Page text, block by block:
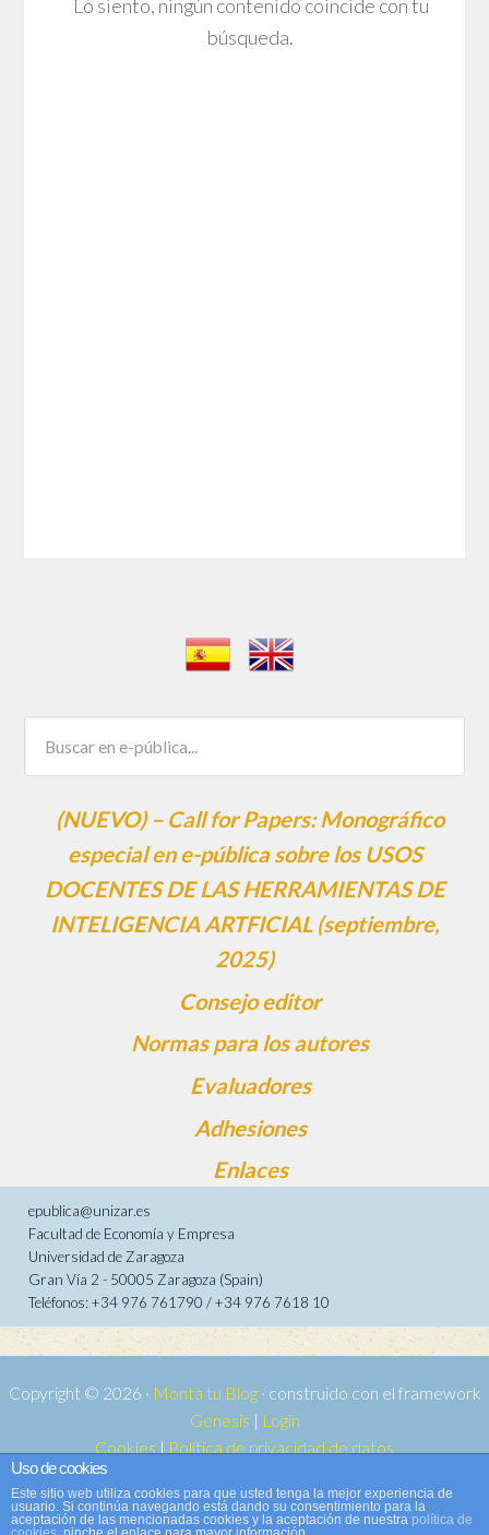
Lo siento, ningún contenido coincide con tu
búsqueda.
(NUEVO) – Call for Papers: Monográfico
especial en e-pública sobre los USOS
DOCENTES DE LAS HERRAMIENTAS DE
INTELIGENCIA ARTFICIAL (septiembre,
2025)
Consejo editor
Normas para los autores
Evaluadores
Adhesiones
Enlaces
epublica@unizar.es
Facultad de Economía y Empresa
Universidad de Zaragoza
Gran Vía 2 - 50005 Zaragoza (Spain)
Teléfonos: +34 976 761790 / +34 976 7618 10
Copyright © 2026 · Monta tu Blog· construido con el framework
Genesis | Login
Cookies | Política de privacidad de datos
Copyright © 2026 ·
WordPress·Acceder
Uso de cookies
Este sitio web utiliza cookies para que usted tenga la mejor experiencia de
usuario. Si continúa navegando está dando su consentimiento para la
aceptación de las mencionadas cookies y la aceptación de nuestra política de